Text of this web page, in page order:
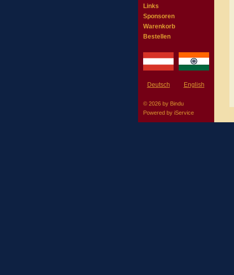
Links
Sponsoren
Warenkorb
Bestellen
Deutsch English
© 2026 by Bindu
Powered by iService